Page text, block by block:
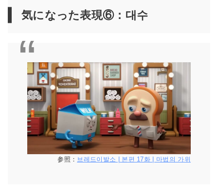
気になった表現⑥：대수
参照： 브레드이발소 | 본편 17화 | 마법의 가위